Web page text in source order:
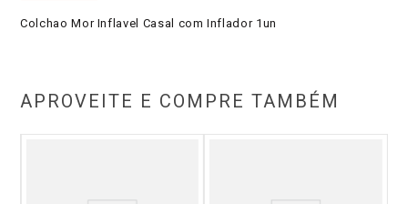
Colchao Mor Inflavel Casal com Inflador 1un
APROVEITE E COMPRE TAMBÉM